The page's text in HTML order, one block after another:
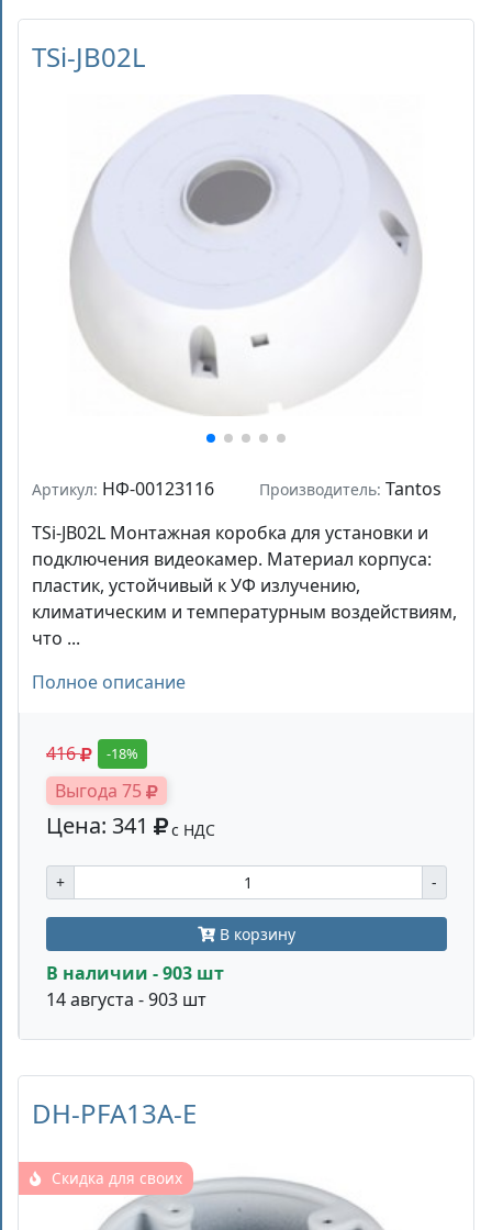
TSi-JB02L
Артикул: НФ-00123116 Производитель: Tantos
TSi-JB02L Монтажная коробка для установки и
подключения видеокамер. Материал корпуса:
пластик, устойчивый к УФ излучению,
климатическим и температурным воздействиям,
что ...
Полное описание
416 -18%
Выгода 75
Цена: 341 с НДС
+ -
В корзину
В наличии - 903 шт
14 августа - 903 шт
DH-PFA13A-E
Скидка для своих